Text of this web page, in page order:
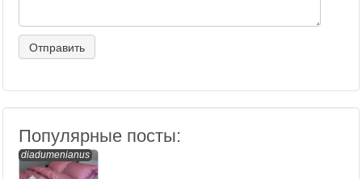
Популярные посты:
diadumenianus